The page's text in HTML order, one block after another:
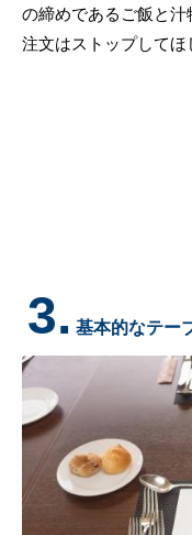
の締めであるご飯と
注文はストップしてほ
3. 基本的なテー